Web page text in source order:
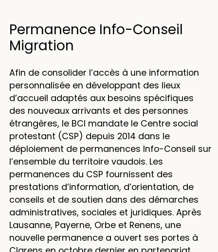
Permanence Info-Conseil
Migration
Afin de consolider l’accès à une information
personnalisée en développant des lieux
d’accueil adaptés aux besoins spécifiques
des nouveaux arrivants et des personnes
étrangères, le BCI mandate le Centre social
protestant (CSP) depuis 2014 dans le
déploiement de permanences Info-Conseil sur
l’ensemble du territoire vaudois. Les
permanences du CSP fournissent des
prestations d’information, d’orientation, de
conseils et de soutien dans des démarches
administratives, sociales et juridiques. Après
Lausanne, Payerne, Orbe et Renens, une
nouvelle permanence a ouvert ses portes à